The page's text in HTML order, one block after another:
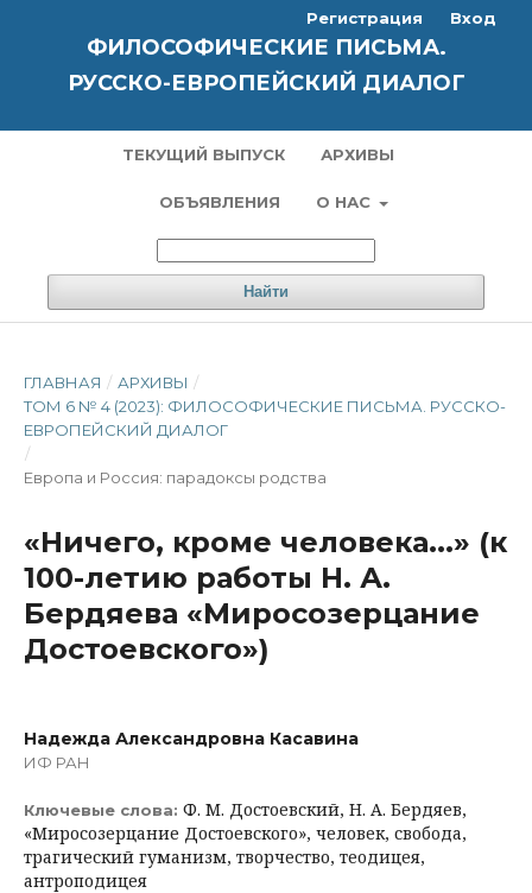
ФИЛОСОФИЧЕСКИЕ ПИСЬМА.
РУССКО-ЕВРОПЕЙСКИЙ ДИАЛОГ
ТЕКУЩИЙ ВЫПУСК АРХИВЫ
ОБЪЯВЛЕНИЯ О НАС
Найти
Регистрация Вход
ГЛАВНАЯ / АРХИВЫ /
ТОМ 6 № 4 (2023): ФИЛОСОФИЧЕСКИЕ ПИСЬМА. РУССКО-
ЕВРОПЕЙСКИЙ ДИАЛОГ
/
Европа и Россия: парадоксы родства
«Ничего, кроме человека...» (к
100-летию работы Н. А.
Бердяева «Миросозерцание
Достоевского»)
Надежда Александровна Касавина
ИФ РАН
Ключевые слова: Ф. М. Достоевский, Н. А. Бердяев,
«Миросозерцание Достоевского», человек, свобода,
трагический гуманизм, творчество, теодицея,
антроподицея